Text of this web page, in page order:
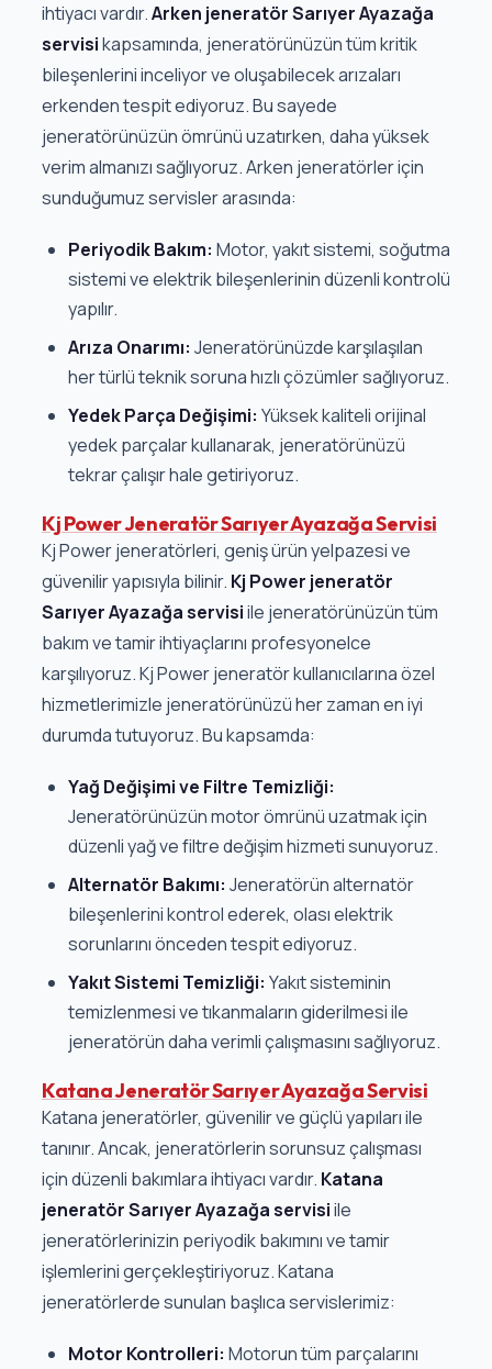
ihtiyacı vardır.Arken jeneratör Sarıyer Ayazağa
servisikapsamında, jeneratörünüzün tüm kritik
bileşenlerini inceliyor ve oluşabilecek arızaları
erkenden tespit ediyoruz. Bu sayede
jeneratörünüzün ömrünü uzatırken, daha yüksek
verim almanızı sağlıyoruz. Arken jeneratörler için
sunduğumuz servisler arasında:
Periyodik Bakım: Motor, yakıt sistemi, soğutma
sistemi ve elektrik bileşenlerinin düzenli kontrolü
yapılır.
Arıza Onarımı: Jeneratörünüzde karşılaşılan
her türlü teknik soruna hızlı çözümler sağlıyoruz.
Yedek Parça Değişimi: Yüksek kaliteli orijinal
yedek parçalar kullanarak, jeneratörünüzü
tekrar çalışır hale getiriyoruz.
Kj Power Jeneratör Sarıyer Ayazağa Servisi
Kj Power jeneratörleri, geniş ürün yelpazesi ve
güvenilir yapısıyla bilinir. Kj Power jeneratör
Sarıyer Ayazağa servisiile jeneratörünüzün tüm
bakım ve tamir ihtiyaçlarını profesyonelce
karşılıyoruz. Kj Power jeneratör kullanıcılarına özel
hizmetlerimizle jeneratörünüzü her zaman en iyi
durumda tutuyoruz. Bu kapsamda:
Yağ Değişimi ve Filtre Temizliği:
Jeneratörünüzün motor ömrünü uzatmak için
düzenli yağ ve filtre değişim hizmeti sunuyoruz.
Alternatör Bakımı: Jeneratörün alternatör
bileşenlerini kontrol ederek, olası elektrik
sorunlarını önceden tespit ediyoruz.
Yakıt Sistemi Temizliği: Yakıt sisteminin
temizlenmesi ve tıkanmaların giderilmesi ile
jeneratörün daha verimli çalışmasını sağlıyoruz.
Katana Jeneratör Sarıyer Ayazağa Servisi
Katana jeneratörler, güvenilir ve güçlü yapıları ile
tanınır. Ancak, jeneratörlerin sorunsuz çalışması
için düzenli bakımlara ihtiyacı vardır. Katana
jeneratör Sarıyer Ayazağa servisiile
jeneratörlerinizin periyodik bakımını ve tamir
işlemlerini gerçekleştiriyoruz. Katana
jeneratörlerde sunulan başlıca servislerimiz:
Motor Kontrolleri: Motorun tüm parçalarını